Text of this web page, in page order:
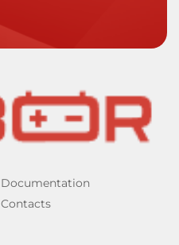
Documentation
Contacts